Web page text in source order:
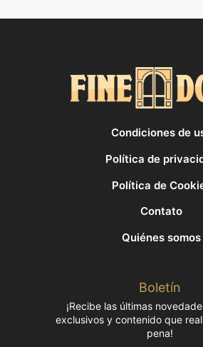
Condiciones de
Política de
Política de
Contato
Quiénes somos
Boletín
¡Recibe las últimas
exclusivos y contenido que
pena!